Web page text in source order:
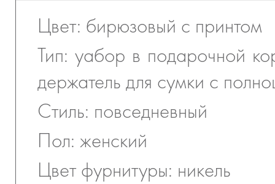
Цвет: бирюзовый с принтом
Тип: yабор в подарочной
держатель для сумки с
Стиль: повседневный
Пол: женский
Цвет фурнитуры: никель